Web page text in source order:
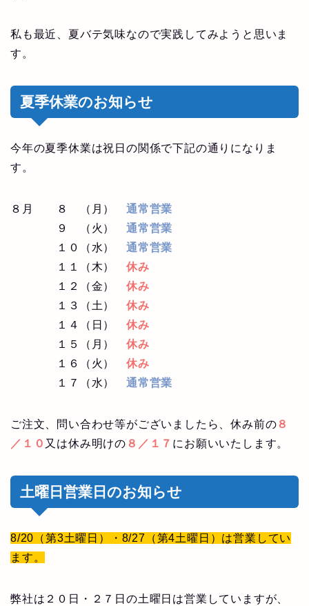
私も最近、夏バテ気味なので実践してみようと思いま
す。
夏季休業のお知らせ
今年の夏季休業は祝日の関係で下記の通りになりま
す。
８月 ８ （月）通常営業
９ （火）通常営業
１０（水） 通常営業
１１（木） 休み
１２（金） 休み
１３（土） 休み
１４（日） 休み
１５（月） 休み
１６（火） 休み
１７（水） 通常営業
ご注文、問い合わせ等がございましたら、休み前の８
／１０ 又は休み明けの ８／１７ にお願いいたします。
土曜日営業日のお知らせ
8/20（第3土曜日）・8/27（第4土曜日）は営業してい
ます。
弊社は２０日・２７日の土曜日は営業していますが、